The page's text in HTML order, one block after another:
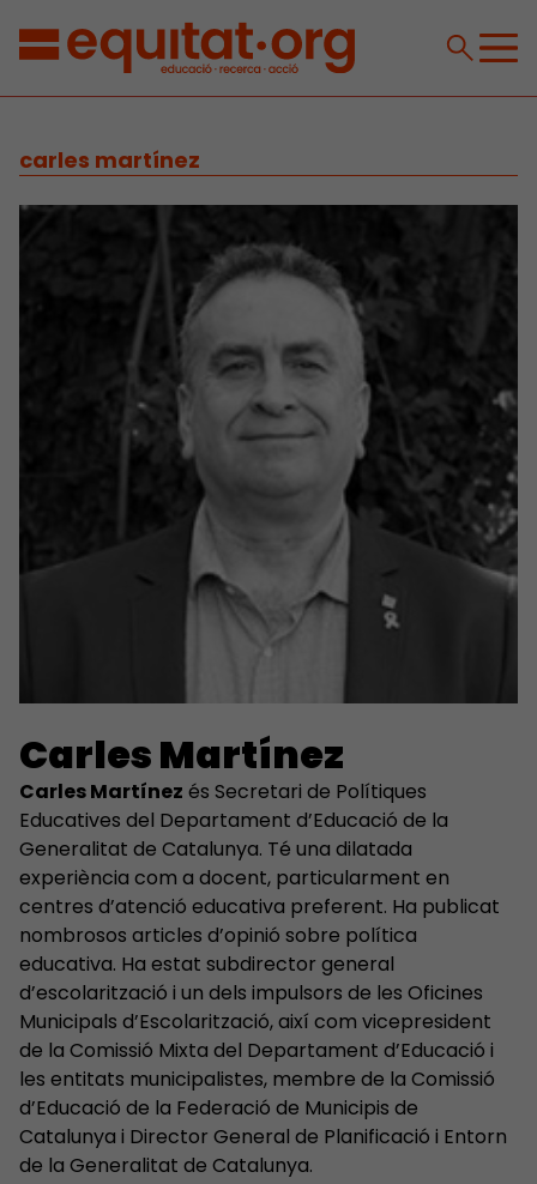
carles martínez
Carles Martínez
Carles Martínez és Secretari de Polítiques
Educatives del Departament d’Educació de la
Generalitat de Catalunya. Té una dilatada
experiència com a docent, particularment en
centres d’atenció educativa preferent. Ha publicat
nombrosos articles d’opinió sobre política
educativa. Ha estat subdirector general
d’escolarització i un dels impulsors de les Oficines
Municipals d’Escolarització, així com vicepresident
de la Comissió Mixta del Departament d’Educació i
les entitats municipalistes, membre de la Comissió
d’Educació de la Federació de Municipis de
Catalunya i Director General de Planificació i Entorn
de la Generalitat de Catalunya.